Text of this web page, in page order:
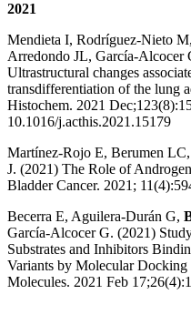
2021
Mendieta I, Rodríguez-Nieto
Arredondo JL, García-Alcocer
Ultrastructural changes
transdifferentiation of the lung
Histochem. 2021
10.1016/j.acthis.2021.15179
Martínez-Rojo E, Berumen
J. (2021) The Role of
Bladder Cancer. 2021;
Becerra E, Aguilera-Durán G,
García-Alcocer G. (2021)
Substrates and Inhibitors
Variants by Molecular
Molecules. 2021 Feb